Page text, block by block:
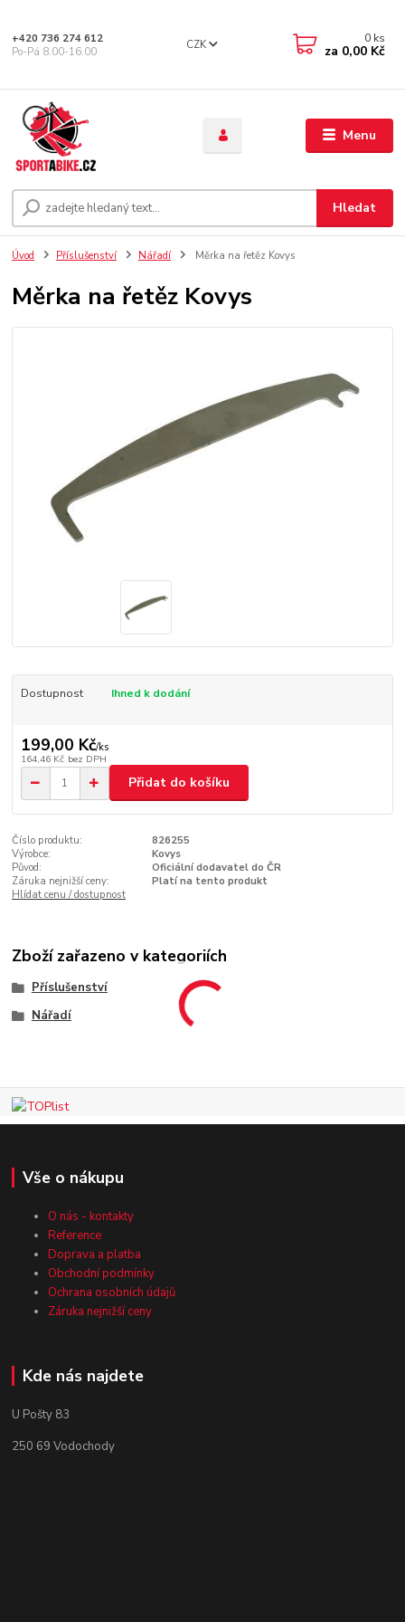
Menu
CZK
Hledat
+420 736 274 612
Po-Pá 8.00-16.00
0 ks
za 0,00 Kč
Úvod Příslušenství Nářadí Měrka na řetěz Kovys
Měrka na řetěz Kovys
Dostupnost Ihned k dodání
199,00 Kč/ks
164,46 Kč bez DPH
Přidat do košíku
Číslo produktu:
826255
Výrobce:
Kovys
Původ:
Oficiální dodavatel do ČR
Záruka nejnižší ceny:
Platí na tento produkt
Hlídat cenu / dostupnost
Zboží zařazeno v kategoriích
Příslušenství
Nářadí
Vše o nákupu
O nás - kontakty
Reference
Doprava a platba
Obchodní podmínky
Ochrana osobních údajů
Záruka nejnižší ceny
Kde nás najdete
U Pošty 83
250 69 Vodochody